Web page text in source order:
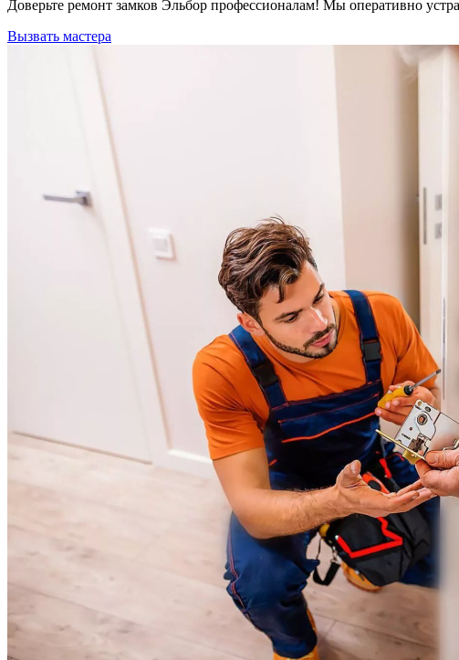
Доверьте ремонт замков Эльбор профессионалам! Мы оперативно
Вызвать мастера